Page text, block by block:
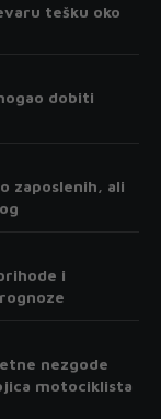
tešku oko
dobiti
zaposlenih, ali
i
nezgode
motociklista